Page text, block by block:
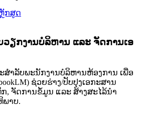
ຫຼັກສູດ
ຽກງານບໍລິຫານ ແລະ ຈັດການເອ
ສຳລັບພະນັກງານບໍລິຫານຫ້ອງການ ເພື່ອ
ຊ່ວຍຮ່າງ/ປັບປຸງເອກະສານ
, ຈັດການຂໍ້ມູນ ແລະ ສ້າງສະໄລ້ນຳ
ພາບ.